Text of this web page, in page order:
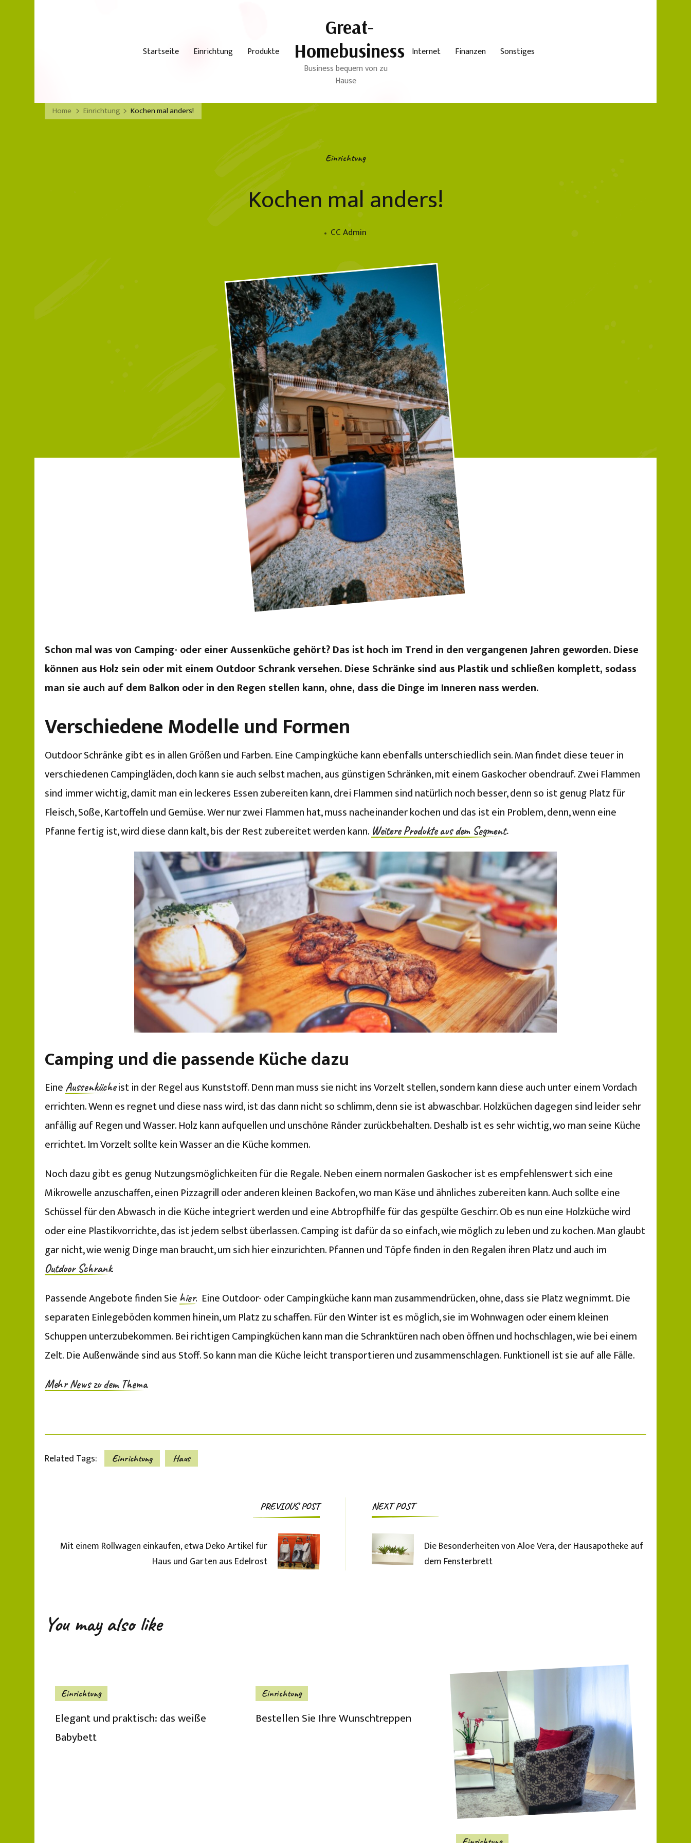
Startseite Einrichtung Produkte Internet Finanzen Sonstiges
Great-
Homebusiness
Business bequem von zu
Hause
Home Einrichtung Kochen mal anders!
Einrichtung
Kochen mal anders!
CC Admin
Schon mal was von Camping- oder einer Aussenküche gehört? Das ist hoch im Trend in den vergangenen Jahren geworden. Diese
können aus Holz sein oder mit einem Outdoor Schrank versehen. Diese Schränke sind aus Plastik und schließen komplett, sodass
man sie auch auf dem Balkon oder in den Regen stellen kann, ohne, dass die Dinge im Inneren nass werden.
Verschiedene Modelle und Formen
Outdoor Schränke gibt es in allen Größen und Farben. Eine Campingküche kann ebenfalls unterschiedlich sein. Man findet diese teuer in
verschiedenen Campingläden, doch kann sie auch selbst machen, aus günstigen Schränken, mit einem Gaskocher obendrauf. Zwei Flammen
sind immer wichtig, damit man ein leckeres Essen zubereiten kann, drei Flammen sind natürlich noch besser, denn so ist genug Platz für
Fleisch, Soße, Kartoffeln und Gemüse. Wer nur zwei Flammen hat, muss nacheinander kochen und das ist ein Problem, denn, wenn eine
Pfanne fertig ist, wird diese dann kalt, bis der Rest zubereitet werden kann. Weitere Produkte aus dem Segment.
Camping und die passende Küche dazu
Eine Aussenkücheist in der Regel aus Kunststoff. Denn man muss sie nicht ins Vorzelt stellen, sondern kann diese auch unter einem Vordach
errichten. Wenn es regnet und diese nass wird, ist das dann nicht so schlimm, denn sie ist abwaschbar. Holzküchen dagegen sind leider sehr
anfällig auf Regen und Wasser. Holz kann aufquellen und unschöne Ränder zurückbehalten. Deshalb ist es sehr wichtig, wo man seine Küche
errichtet. Im Vorzelt sollte kein Wasser an die Küche kommen.
Noch dazu gibt es genug Nutzungsmöglichkeiten für die Regale. Neben einem normalen Gaskocher ist es empfehlenswert sich eine
Mikrowelle anzuschaffen, einen Pizzagrill oder anderen kleinen Backofen, wo man Käse und ähnliches zubereiten kann. Auch sollte eine
Schüssel für den Abwasch in die Küche integriert werden und eine Abtropfhilfe für das gespülte Geschirr. Ob es nun eine Holzküche wird
oder eine Plastikvorrichte, das ist jedem selbst überlassen. Camping ist dafür da so einfach, wie möglich zu leben und zu kochen. Man glaubt
gar nicht, wie wenig Dinge man braucht, um sich hier einzurichten. Pfannen und Töpfe finden in den Regalen ihren Platz und auch im
Outdoor Schrank.
Passende Angebote finden Sie hier. Eine Outdoor- oder Campingküche kann man zusammendrücken, ohne, dass sie Platz wegnimmt. Die
separaten Einlegeböden kommen hinein, um Platz zu schaffen. Für den Winter ist es möglich, sie im Wohnwagen oder einem kleinen
Schuppen unterzubekommen. Bei richtigen Campingküchen kann man die Schranktüren nach oben öffnen und hochschlagen, wie bei einem
Zelt. Die Außenwände sind aus Stoff. So kann man die Küche leicht transportieren und zusammenschlagen. Funktionell ist sie auf alle Fälle.
Mehr News zu dem Thema
Related Tags: Einrichtung Haus
Navigation
PREVIOUS POST
Mit einem Rollwagen einkaufen, etwa Deko Artikel für
Haus und Garten aus Edelrost
NEXT POST
Die Besonderheiten von Aloe Vera, der Hausapotheke auf
dem Fensterbrett
You may also like
Einrichtung
Elegant und praktisch: das weiße
Babybett
Einrichtung
Bestellen Sie Ihre Wunschtreppen